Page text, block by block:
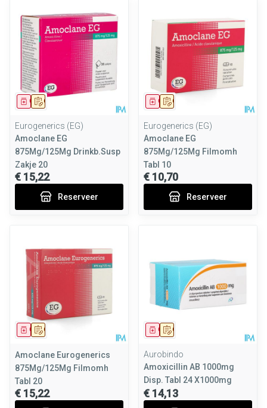
Op voorschrift
Geneesmiddel
Eurogenerics (EG)
Amoclane EG
875Mg/125Mg Drinkb.Susp
Zakje 20
€ 15,22
Reserveer
Op voorschrift
Geneesmiddel
Eurogenerics (EG)
Amoclane EG
875Mg/125Mg Filmomh
Tabl 10
€ 10,70
Reserveer
Op voorschrift
Geneesmiddel
Amoclane Eurogenerics
875Mg/125Mg Filmomh
Tabl 20
€ 15,22
Op voorschrift
Geneesmiddel
Aurobindo
Amoxicillin AB 1000mg
Disp. Tabl 24 X1000mg
€ 14,13